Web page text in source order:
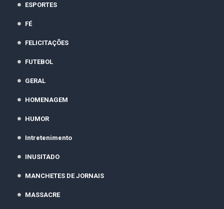
ESPORTES
FÉ
FELICITAÇÕES
FUTEBOL
GERAL
HOMENAGEM
HUMOR
Intretenimento
INUSITADO
MANCHETES DE JORNAIS
MASSACRE